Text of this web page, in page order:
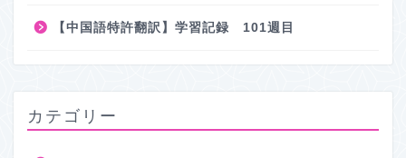
【中国語特許翻訳】学習記録 101週目
カテゴリー